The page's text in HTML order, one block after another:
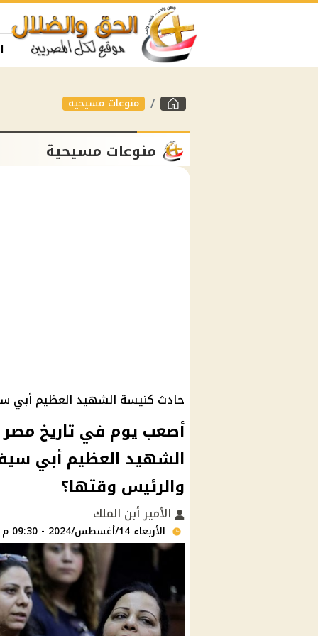
منوعات مسيحية
منوعات مسيحية
حادث كنيسة الشهيد العظيم أبي
أصعب يوم في تاريخ مصر
الشهيد العظيم أبي
والرئيس وقتها؟
الأمير أبن الملك
الأربعاء 14/أغسطس/2024 - 09:30 م